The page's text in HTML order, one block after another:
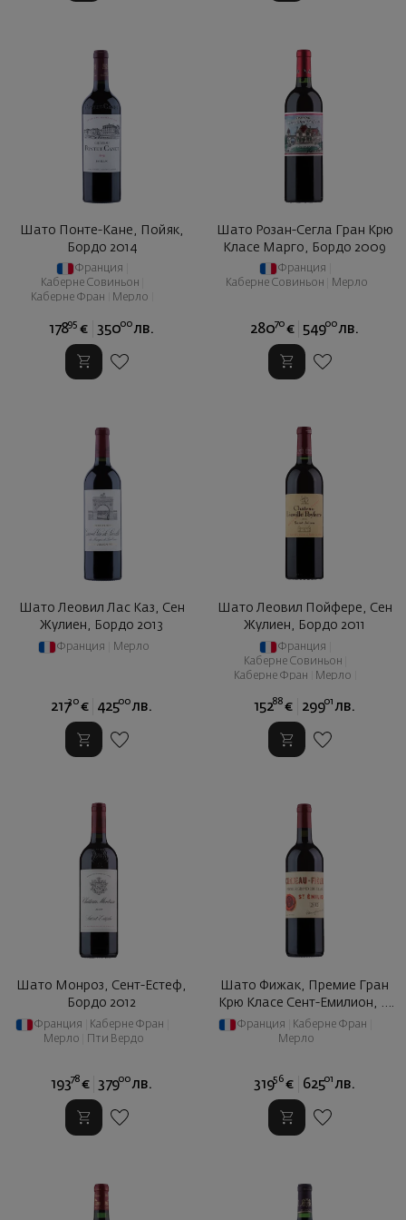
Шато Понте-Кане, Пойяк,
Бордо 2014
Франция
Каберне Совиньон
Каберне Фран
Мерло
17895 € 35000 лв.
Шато Розан-Сегла Гран Крю
Класе Марго, Бордо 2009
Франция
Каберне Совиньон
Мерло
28070 € 54900 лв.
Шато Леовил Лас Каз, Сен
Жулиен, Бордо 2013
Франция Мерло
21730 € 42500 лв.
Шато Леовил Пойфере, Сен
Жулиен, Бордо 2011
Франция
Каберне Совиньон
Каберне Фран
Мерло
15288 € 29901 лв.
Шато Монроз, Сент-Естеф,
Бордо 2012
Франция Каберне Фран
Мерло
Пти Вердо
19378 € 37900 лв.
Шато Фижак, Премие Гран
Крю Класе Сент-Емилион, ...
2012
Франция Каберне Фран
Мерло
31956 € 62501 лв.